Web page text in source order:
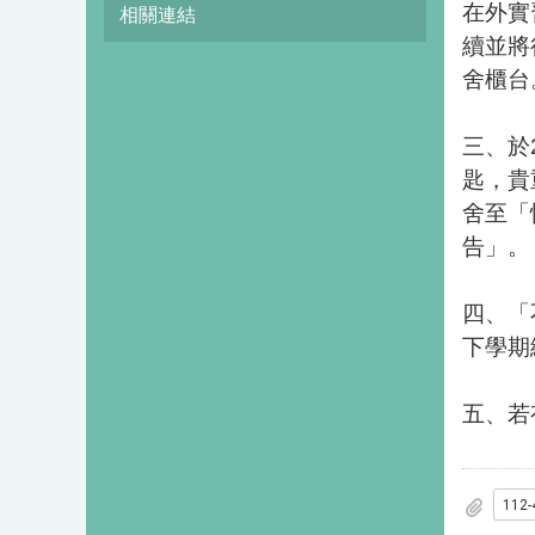
相關連結
在外
續並
舍櫃台
三、
匙，
舍至
告」。
四、
下學
五、